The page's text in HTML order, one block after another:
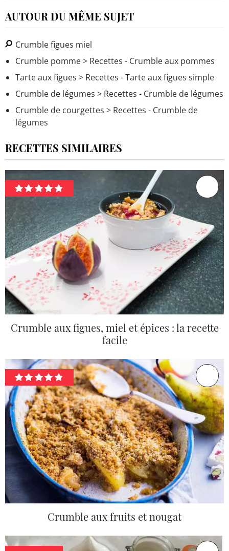
AUTOUR DU MÊME SUJET
Crumble figues miel
Crumble pomme> Recettes - Crumble aux pommes
Tarte aux figues > Recettes - Tarte aux figues simple
Crumble de légumes > Recettes - Crumble de légumes
Crumble de courgettes > Recettes - Crumble de
légumes
RECETTES SIMILAIRES
Crumble aux figues, miel et épices : la recette
facile
Crumble aux fruits et nougat